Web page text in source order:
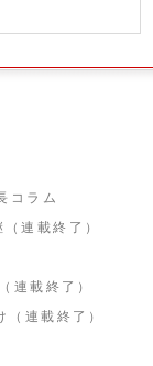
コラム
連載終了）
連載終了）
連載終了）